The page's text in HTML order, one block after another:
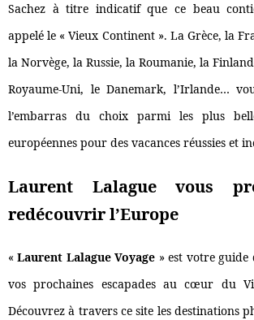
Sachez à titre indicatif que ce beau
appelé le « Vieux Continent ». La Grèce, la
la Norvège, la Russie, la Roumanie, la
Royaume-Uni, le Danemark, l’Irlande…
l’embarras du choix parmi les plus
européennes pour des vacances réussies et
Laurent Lalague vous
redécouvrir l’Europe
«Laurent Lalague Voyage » est votre
vos prochaines escapades au cœur du
Découvrez à travers ce site les destinations